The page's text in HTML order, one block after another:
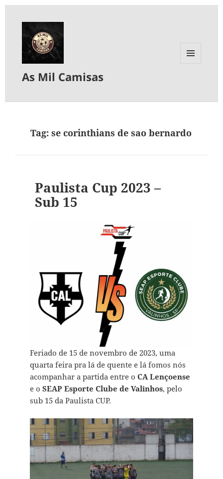
As Mil Camisas
Tag:se corinthians de sao bernardo
Paulista Cup 2023 –
Sub 15
Feriado de 15 de novembro de 2023, uma
quarta feira pra lá de quente e lá fomos nós
acompanhar a partida entre o CA Lençoense
e o SEAP Esporte Clube de Valinhos, pelo
sub 15 da Paulista CUP.